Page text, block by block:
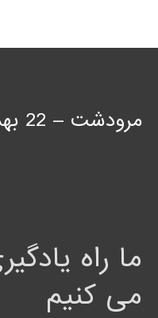
مرودشت – 22 بهمن شمالی
ما راه
می کنیم